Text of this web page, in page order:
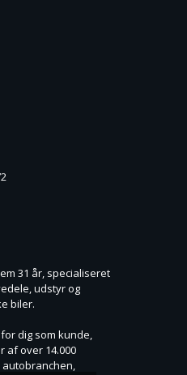
31 år, specialiseret
udstyr og
biler.
dig som kunde,
af over 14.000